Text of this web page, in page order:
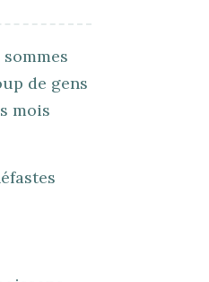
de gens
mois